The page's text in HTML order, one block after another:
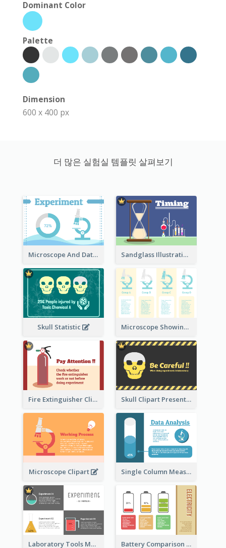
Dominant Color
Palette
Dimension
600 x 400 px
더 많은 실험실 템플릿 살펴보기
Microscope And Data Clipart Sandglass Illustration
Skull Statistic Microscope Showing Comparison
Fire Extinguisher Clipart Skull Clipart Presenting Dangerous
Microscope Clipart Single Column Measurement
Laboratory Tools Measurement And Comparison Battery Comparison Schematic Diagram